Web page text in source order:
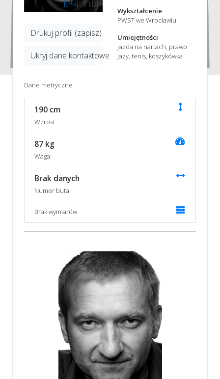
Drukuj profil (zapisz)
Ukryj dane kontaktowe
Wykształcenie
PWST we Wrocławiu
Umiejętności
jazda na nartach, prawo
jazy, tenis, koszykówka
Dane metryczne
190 cm
Wzrost
87 kg
Waga
Brak danych
Numer buta
Brak wymiarów